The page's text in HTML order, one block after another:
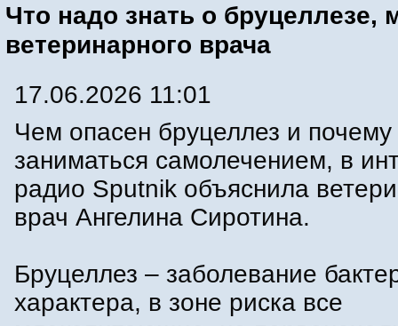
Что надо знать о бруцеллезе,
ветеринарного врача
17.06.2026 11:01
Чем опасен бруцеллез и почему
заниматься самолечением, в
радио Sputnik объяснила
врач Ангелина Сиротина.
Бруцеллез – заболевание
характера, в зоне риска все